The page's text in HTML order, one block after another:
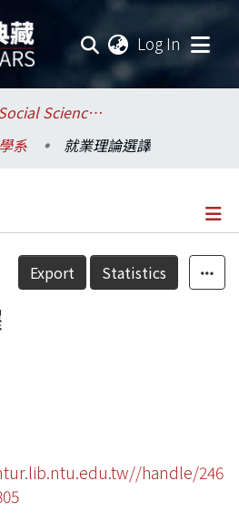
Log In
College of Social Sciences / 社會科學院
系
就業理論選譯
Details
Export Statistics
handle/246